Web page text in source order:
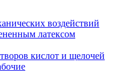
воздействий
латексом
кислот и щелочей